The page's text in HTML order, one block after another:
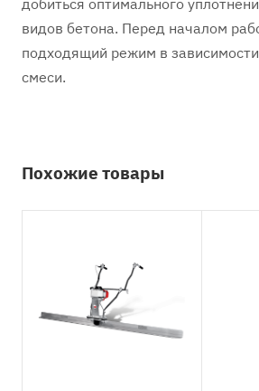
добиться оптимального
видов бетона. Перед началом
подходящий режим в
смеси.
Похожие товары